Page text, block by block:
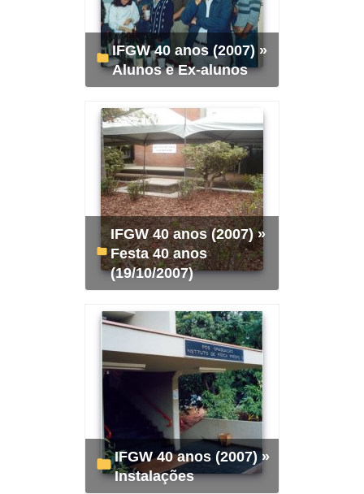
IFGW 40 anos (2007) »
Alunos e Ex-alunos
IFGW 40 anos (2007) »
Festa 40 anos
(19/10/2007)
IFGW 40 anos (2007) »
Instalações